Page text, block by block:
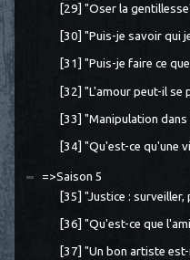
[29] "Oser la
[30] "Puis-je savoir qui
[31] "Puis-je faire ce
[32] "L'amour peut-il se
[33] "Manipulation dans
[34] "Qu'est-ce qu'une
=>Saison 5
[35] "Justice : surveiller,
[36] "Qu'est-ce que
[37] "Un bon artiste